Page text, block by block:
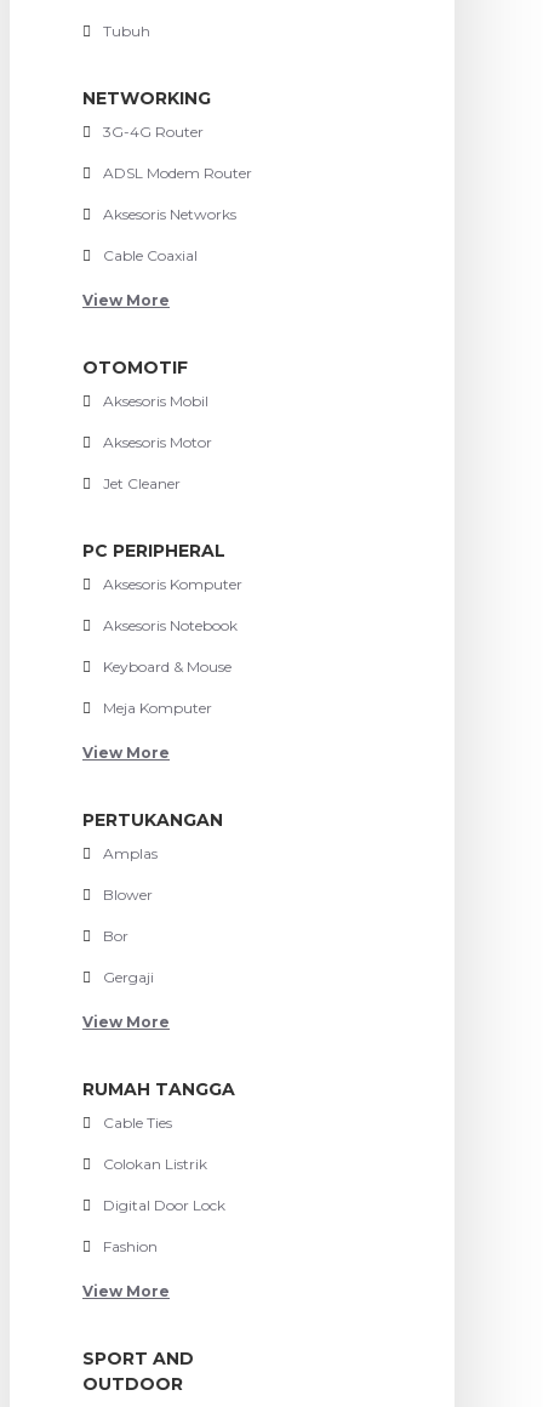
Tubuh
NETWORKING
3G-4G Router
ADSL Modem Router
Aksesoris Networks
Cable Coaxial
View More
OTOMOTIF
Aksesoris Mobil
Aksesoris Motor
Jet Cleaner
PC PERIPHERAL
Aksesoris Komputer
Aksesoris Notebook
Keyboard & Mouse
Meja Komputer
View More
PERTUKANGAN
Amplas
Blower
Bor
Gergaji
View More
RUMAH TANGGA
Cable Ties
Colokan Listrik
Digital Door Lock
Fashion
View More
SPORT AND
OUTDOOR